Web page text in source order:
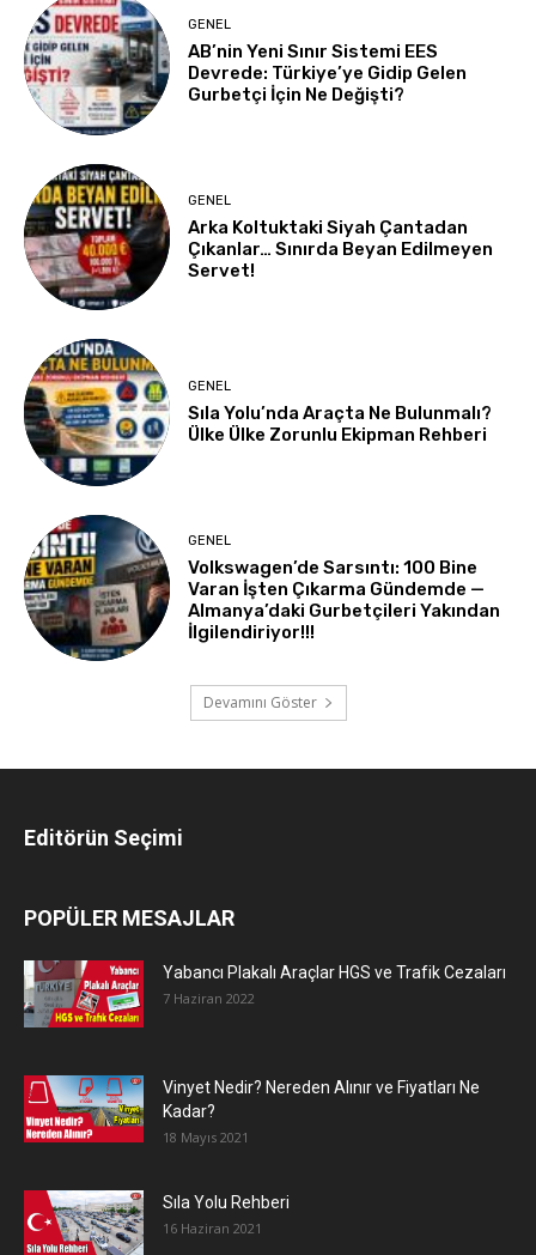
GENEL
AB’nin Yeni Sınır Sistemi EES
Devrede: Türkiye’ye Gidip Gelen
Gurbetçi İçin Ne Değişti?
GENEL
Arka Koltuktaki Siyah Çantadan
Çıkanlar… Sınırda Beyan Edilmeyen
Servet!
GENEL
Sıla Yolu’nda Araçta Ne Bulunmalı?
Ülke Ülke Zorunlu Ekipman Rehberi
GENEL
Volkswagen’de Sarsıntı: 100 Bine
Varan İşten Çıkarma Gündemde —
Almanya’daki Gurbetçileri Yakından
İlgilendiriyor!!!
Devamını Göster
Editörün Seçimi
POPÜLER MESAJLAR
Yabancı Plakalı Araçlar HGS ve Trafik Cezaları
7 Haziran 2022
Vinyet Nedir? Nereden Alınır ve Fiyatları Ne
Kadar?
18 Mayıs 2021
Sıla Yolu Rehberi
16 Haziran 2021